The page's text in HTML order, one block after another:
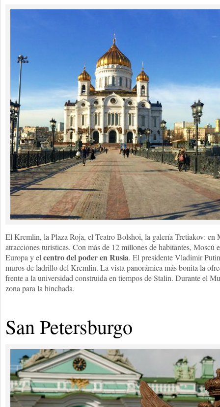
El Kremlin, la Plaza Roja, el Teatro Bolshoi, la galería Tretiakov: en
atracciones turísticas. Con más de 12 millones de habitantes, Moscú
Europa y el centro del poder en Rusia. El presidente Vladimir
muros de ladrillo del Kremlin. La vista panorámica más bonita la
frente a la universidad construida en tiempos de Stalin. Durante el
zona para la hinchada.
San Petersburgo